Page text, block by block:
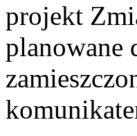
projekt
planowane